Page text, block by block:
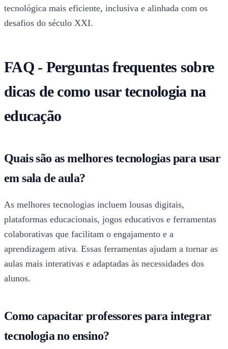
tecnológica mais eficiente, inclusiva e alinhada com os
desafios do século XXI.
FAQ - Perguntas frequentes sobre
dicas de como usar tecnologia na
educação
Quais são as melhores tecnologias para usar
em sala de aula?
As melhores tecnologias incluem lousas digitais,
plataformas educacionais, jogos educativos e ferramentas
colaborativas que facilitam o engajamento e a
aprendizagem ativa. Essas ferramentas ajudam a tornar as
aulas mais interativas e adaptadas às necessidades dos
alunos.
Como capacitar professores para integrar
tecnologia no ensino?